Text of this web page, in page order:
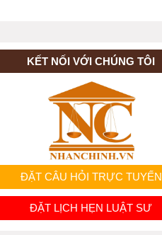
KẾT NỐI VỚI CHÚNG TÔI
ĐẶT CÂU HỎI TRỰC TUYẾN
ĐẶT LỊCH HẸN LUẬT SƯ